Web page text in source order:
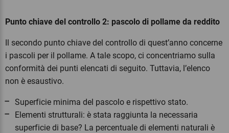
Punto chiave del controllo 2: pascolo di pollame da reddito
Il secondo punto chiave del controllo di quest’anno concerne
i pascoli per il pollame. A tale scopo, ci concentriamo sulla
conformità dei punti elencati di seguito. Tuttavia, l’elenco
non è esaustivo.
Superficie minima del pascolo e rispettivo stato.
Elementi strutturali: è stata raggiunta la necessaria
superficie di base? La percentuale di elementi naturali è